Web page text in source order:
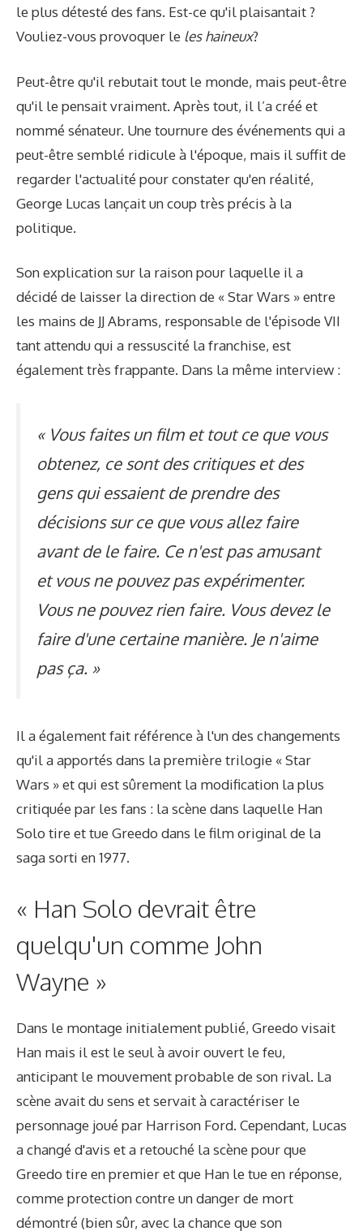
le plus détesté des fans. Est-ce qu'il plaisantait ?
Vouliez-vous provoquer le les haineux?
Peut-être qu'il rebutait tout le monde, mais peut-être
qu'il le pensait vraiment. Après tout, il l’a créé et
nommé sénateur. Une tournure des événements qui a
peut-être semblé ridicule à l'époque, mais il suffit de
regarder l'actualité pour constater qu'en réalité,
George Lucas lançait un coup très précis à la
politique.
Son explication sur la raison pour laquelle il a
décidé de laisser la direction de « Star Wars » entre
les mains de JJ Abrams, responsable de l'épisode VII
tant attendu qui a ressuscité la franchise, est
également très frappante. Dans la même interview :
« Vous faites un film et tout ce que vous
obtenez, ce sont des critiques et des
gens qui essaient de prendre des
décisions sur ce que vous allez faire
avant de le faire. Ce n'est pas amusant
et vous ne pouvez pas expérimenter.
Vous ne pouvez rien faire. Vous devez le
faire d'une certaine manière. Je n'aime
pas ça. »
Il a également fait référence à l'un des changements
qu'il a apportés dans la première trilogie « Star
Wars » et qui est sûrement la modification la plus
critiquée par les fans : la scène dans laquelle Han
Solo tire et tue Greedo dans le film original de la
saga sorti en 1977.
« Han Solo devrait être
quelqu'un comme John
Wayne »
Dans le montage initialement publié, Greedo visait
Han mais il est le seul à avoir ouvert le feu,
anticipant le mouvement probable de son rival. La
scène avait du sens et servait à caractériser le
personnage joué par Harrison Ford. Cependant, Lucas
a changé d'avis et a retouché la scène pour que
Greedo tire en premier et que Han le tue en réponse,
comme protection contre un danger de mort
démontré (bien sûr, avec la chance que son